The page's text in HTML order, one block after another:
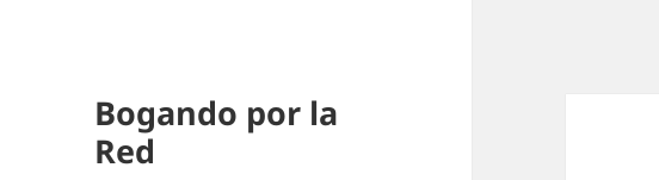
Bogando por la
Red